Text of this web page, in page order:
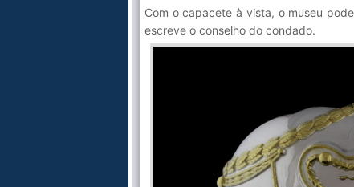
Com o capacete à vista, o museu
escreve o conselho do condado.